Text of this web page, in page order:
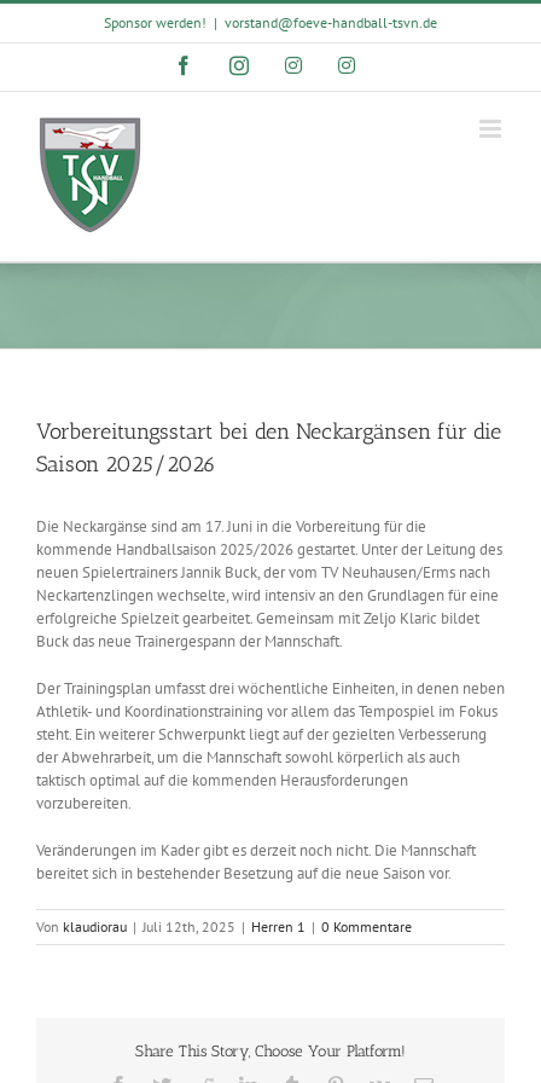
Skip
Sponsor werden! | vorstand@foeve-handball-tsvn.de
FacebookInstagramInstagramInstagram
Vorbereitungsstart bei den Neckargänsen für die
Saison 2025/2026
Die Neckargänse sind am 17. Juni in die Vorbereitung für die
kommende Handballsaison 2025/2026 gestartet. Unter der Leitung des
neuen Spielertrainers Jannik Buck, der vom TV Neuhausen/Erms nach
Neckartenzlingen wechselte, wird intensiv an den Grundlagen für eine
erfolgreiche Spielzeit gearbeitet. Gemeinsam mit Zeljo Klaric bildet
Buck das neue Trainergespann der Mannschaft.
Der Trainingsplan umfasst drei wöchentliche Einheiten, in denen neben
Athletik- und Koordinationstraining vor allem das Tempospiel im Fokus
steht. Ein weiterer Schwerpunkt liegt auf der gezielten Verbesserung
der Abwehrarbeit, um die Mannschaft sowohl körperlich als auch
taktisch optimal auf die kommenden Herausforderungen
vorzubereiten.
Veränderungen im Kader gibt es derzeit noch nicht. Die Mannschaft
bereitet sich in bestehender Besetzung auf die neue Saison vor.
Von klaudiorau | Juli 12th, 2025 | Herren 1 | 0 Kommentare
Share This Story, Choose Your Platform!